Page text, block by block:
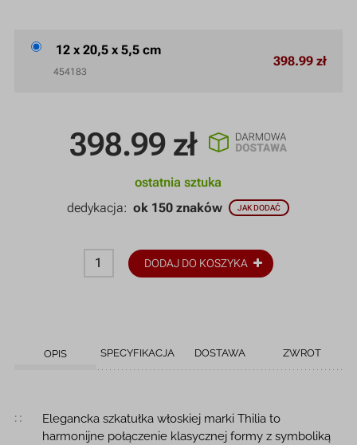
398.99 zł
ostatnia sztuka
dedykacja:ok 150 znaków JAK DODAĆ
DODAJ DO KOSZYKA
12 x 20,5 x 5,5 cm
454183
398.99 zł
OPIS SPECYFIKACJA DOSTAWA ZWROT
Opis produktu
Elegancka szkatułka włoskiej marki Thilia to
harmonijne połączenie klasycznej formy z symboliką